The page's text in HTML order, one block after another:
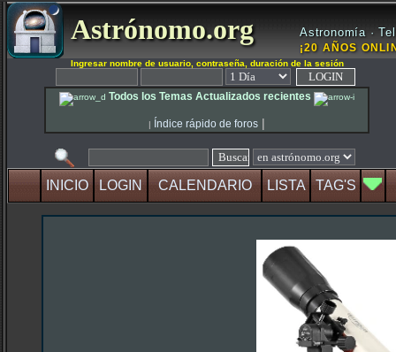
Astrónomo.org Astronomía ·
¡20 AÑOS
Ingresar nombre de usuario, contraseña, duración de la sesión
Todos los Temas Actualizados recientes
| Índice rápido de foros |
INICIO LOGIN CALENDARIO LISTA TAG'S